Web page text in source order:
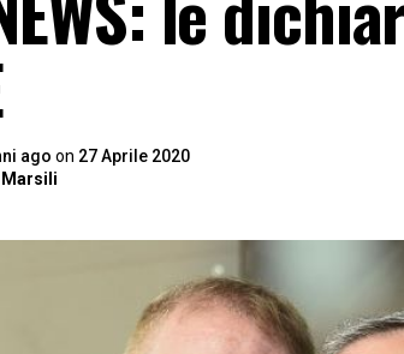
ago on 27 Aprile 2020